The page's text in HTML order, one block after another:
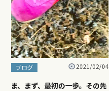
ブログ 2021/02/04
ま、まず、最初の一歩。その先